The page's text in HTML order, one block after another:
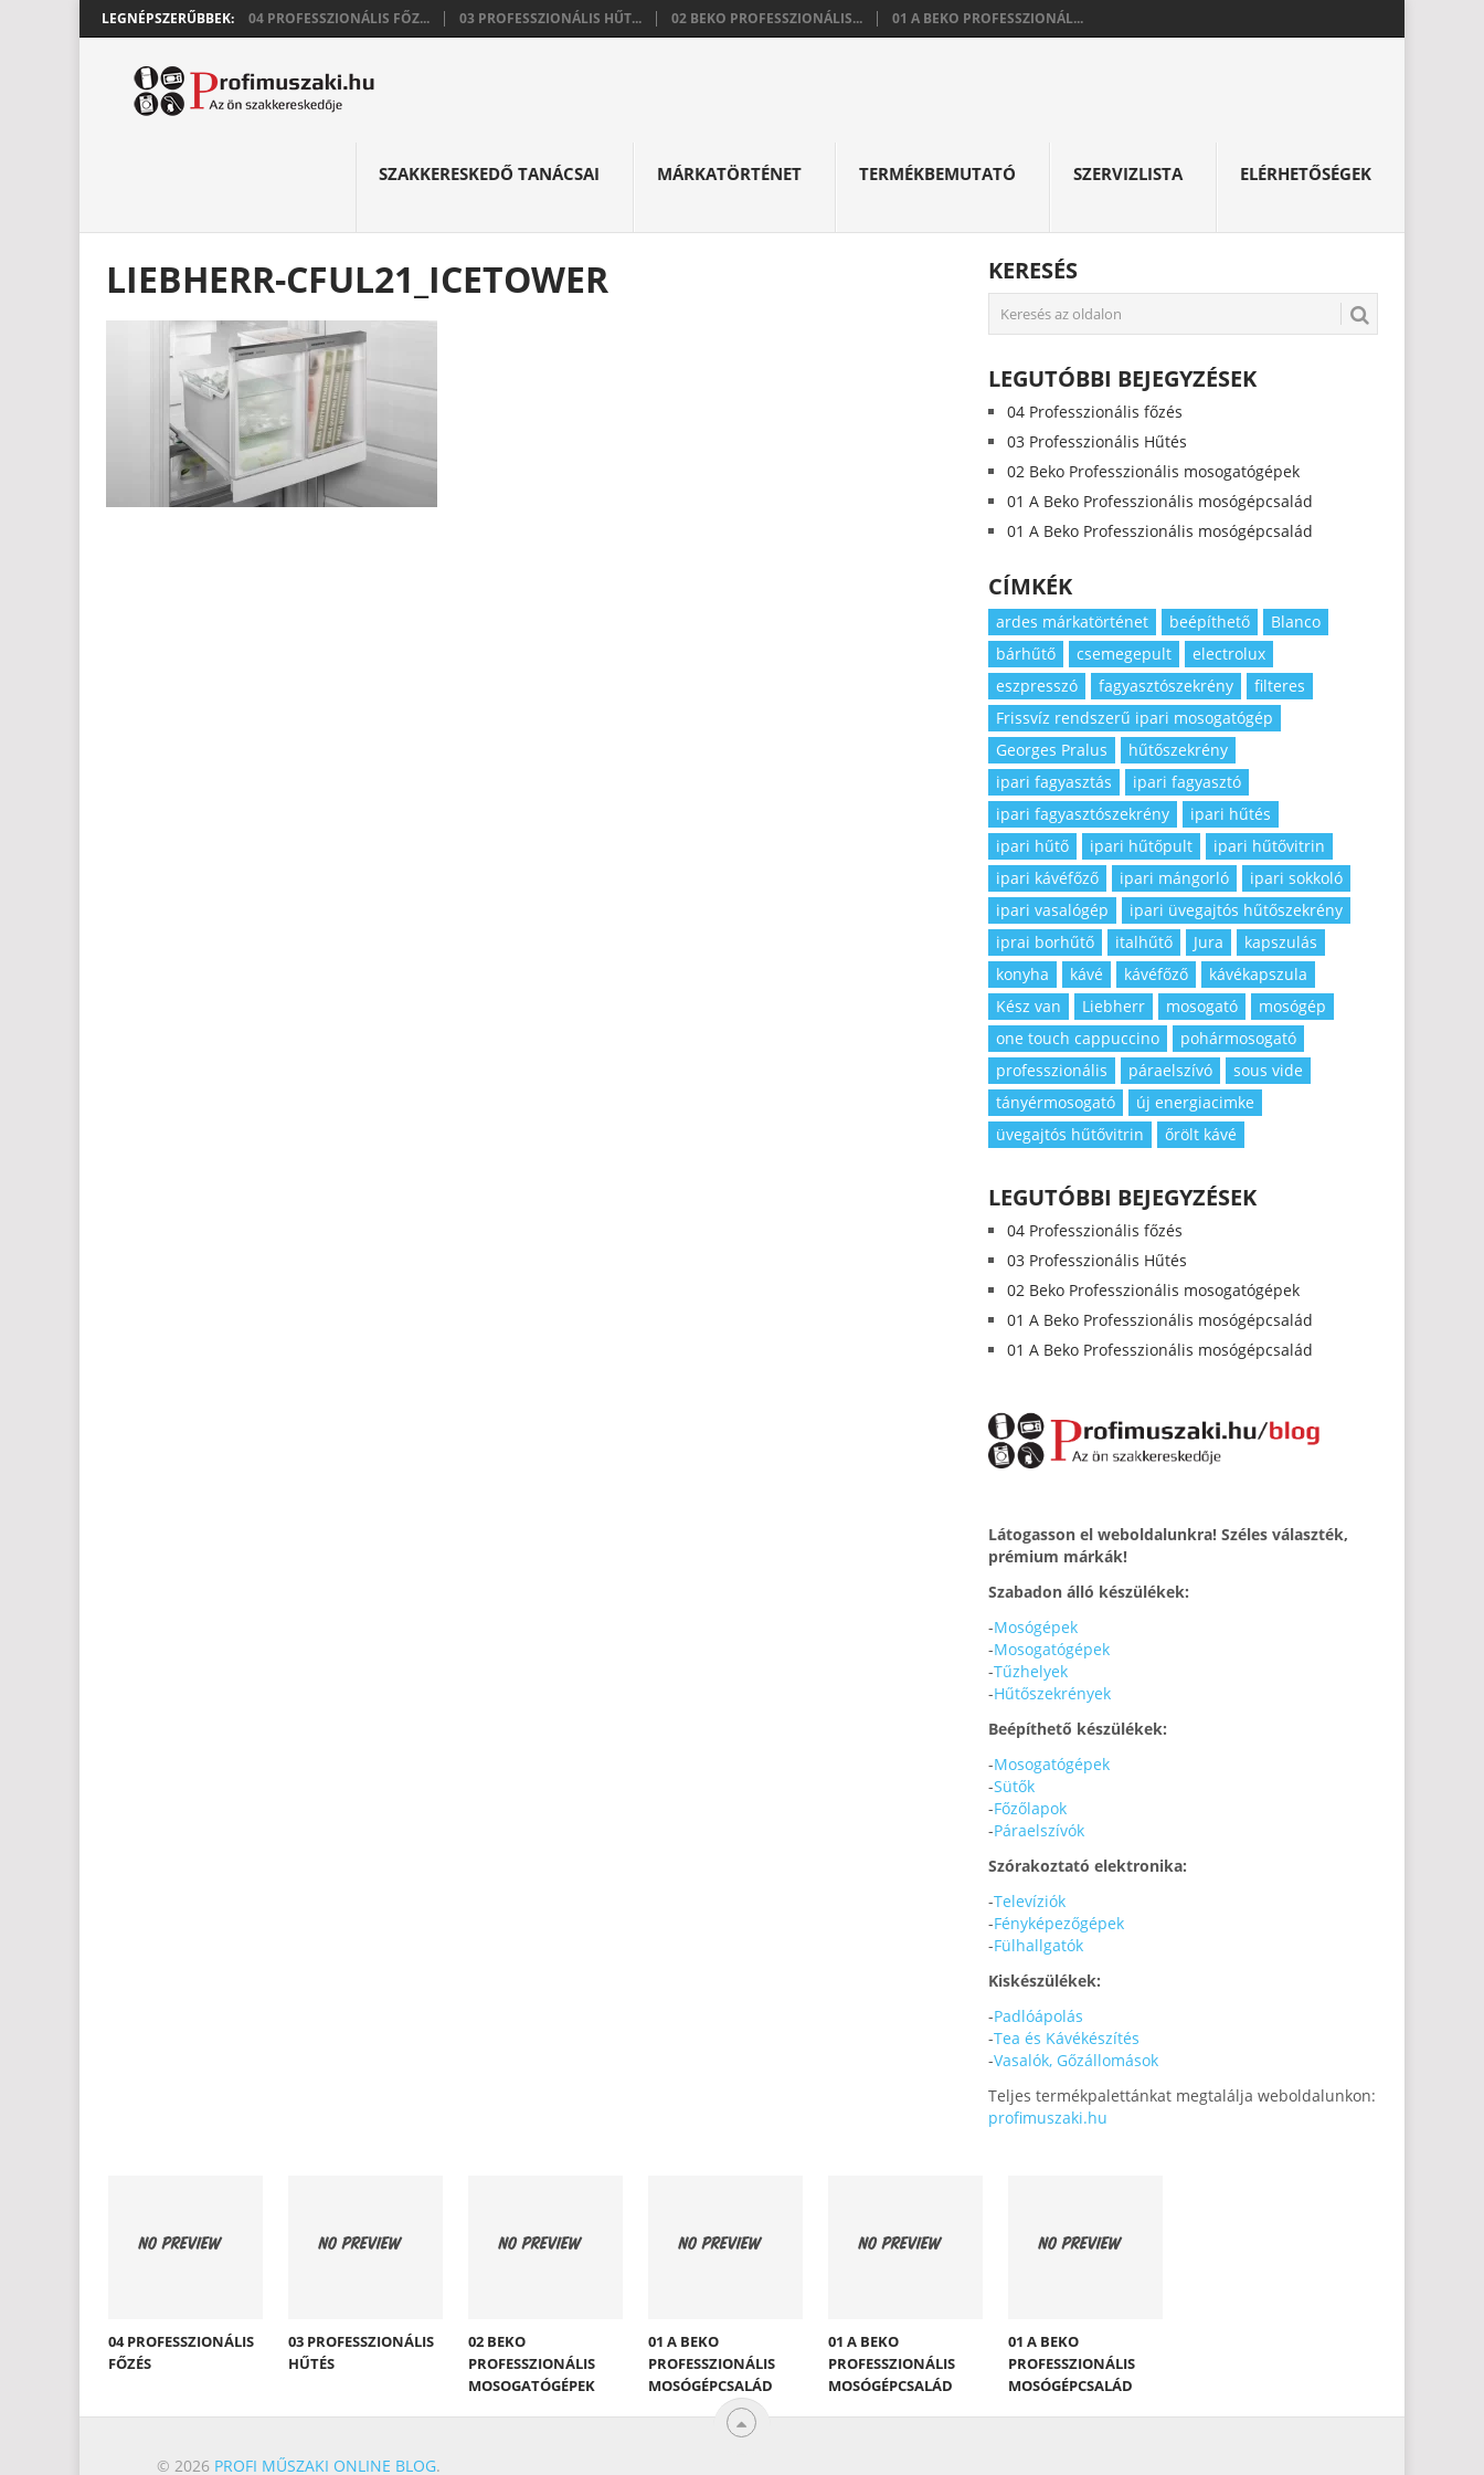
LEGNÉPSZERŰBBEK: 04 PROFESSZIONÁLIS FŐZ... 03 PROFESSZIONÁLIS HŰT... 02 BEKO PROFESSZIONÁLIS... 01 A BEKO PROFESSZIONÁL...
SZAKKERESKEDŐ TANÁCSAI MÁRKATÖRTÉNET TERMÉKBEMUTATÓ SZERVIZLISTA ELÉRHETŐSÉGEK
LIEBHERR-CFUL21_ICETOWER KERESÉS
LEGUTÓBBI BEJEGYZÉSEK
04 Professzionális főzés
03 Professzionális Hűtés
02 Beko Professzionális mosogatógépek
01 A Beko Professzionális mosógépcsalád
01 A Beko Professzionális mosógépcsalád
CÍMKÉK
ardes márkatörténet beépíthető
Blanco
bárhűtő
csemegepult
electrolux
eszpresszó
fagyasztószekrény
filteres
Frissvíz rendszerű ipari mosogatógép
Georges Pralus
hűtőszekrény
ipari fagyasztás
ipari fagyasztó
ipari fagyasztószekrény
ipari hűtés
ipari hűtő
ipari hűtőpult
ipari hűtővitrin
ipari kávéfőző
ipari mángorló
ipari sokkoló
ipari vasalógép
ipari üvegajtós hűtőszekrény
iprai borhűtő
italhűtő Jura
kapszulás
konyha
kávé kávéfőző
kávékapszula
Kész van
Liebherr mosogató
mosógép
one touch cappuccino
pohármosogató
professzionális
páraelszívó
sous vide
tányérmosogató
új energiacimke
üvegajtós hűtővitrin
őrölt kávé
LEGUTÓBBI BEJEGYZÉSEK
04 Professzionális főzés
03 Professzionális Hűtés
02 Beko Professzionális mosogatógépek
01 A Beko Professzionális mosógépcsalád
01 A Beko Professzionális mosógépcsalád
Látogasson el weboldalunkra! Széles választék,
prémium márkák!
Szabadon álló készülékek:
-Mosógépek
-Mosogatógépek
-Tűzhelyek
-Hűtőszekrények
Beépíthető készülékek:
-Mosogatógépek
-Sütők
-Főzőlapok
-Páraelszívók
Szórakoztató elektronika:
-Televíziók
-Fényképezőgépek
-Fülhallgatók
Kiskészülékek:
-Padlóápolás
-Tea és Kávékészítés
-Vasalók, Gőzállomások
Teljes termékpalettánkat megtalálja weboldalunkon:
profimuszaki.hu
04 PROFESSZIONÁLIS
FŐZÉS
03 PROFESSZIONÁLIS
HŰTÉS
02 BEKO
PROFESSZIONÁLIS
MOSOGATÓGÉPEK
01 A BEKO
PROFESSZIONÁLIS
MOSÓGÉPCSALÁD
01 A BEKO
PROFESSZIONÁLIS
MOSÓGÉPCSALÁD
01 A BEKO
PROFESSZIONÁLIS
MOSÓGÉPCSALÁD
© 2026 PROFI MŰSZAKI ONLINE BLOG.